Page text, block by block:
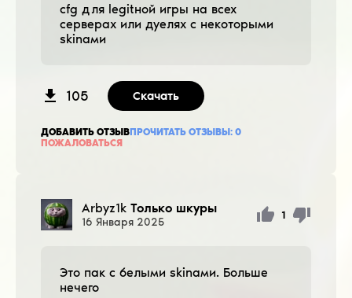
cfg для legitной игры на всех
серверах или дуелях с некоторыми
skinами
105 Скачать
ДОБАВИТЬ ОТЗЫВПРОЧИТАТЬ ОТЗЫВЫ: 0
ПОЖАЛОВАТЬСЯ
Arbyz1k Только шкуры
16 Января 2025
1
Это пак с белыми skinами. Больше
нечего